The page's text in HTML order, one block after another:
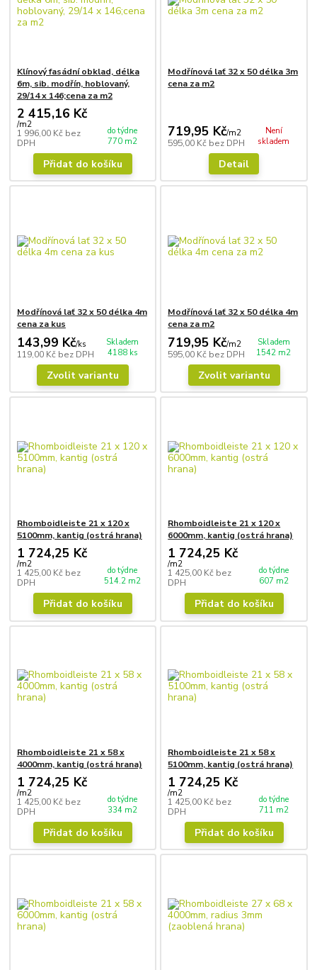
Klínový fasádní obklad, délka
6m, sib. modřín, hoblovaný,
29/14 x 146;cena za m2
2 415,16 Kč
/m2
1 996,00 Kč bez
DPH
do týdne
770 m2
Přidat do košíku
Modřínová lať 32 x 50 délka 3m
cena za m2
719,95 Kč/m2
595,00 Kč bez DPH
Není
skladem
Detail
Modřínová lať 32 x 50 délka 4m
cena za kus
143,99 Kč/ks
119,00 Kč bez DPH
Skladem
4188 ks
Zvolit variantu
Modřínová lať 32 x 50 délka 4m
cena za m2
719,95 Kč/m2
595,00 Kč bez DPH
Skladem
1542 m2
Zvolit variantu
Rhomboidleiste 21 x 120 x
5100mm, kantig (ostrá hrana)
1 724,25 Kč
/m2
1 425,00 Kč bez
DPH
do týdne
514.2 m2
Přidat do košíku
Rhomboidleiste 21 x 120 x
6000mm, kantig (ostrá hrana)
1 724,25 Kč
/m2
1 425,00 Kč bez
DPH
do týdne
607 m2
Přidat do košíku
Rhomboidleiste 21 x 58 x
4000mm, kantig (ostrá hrana)
1 724,25 Kč
/m2
1 425,00 Kč bez
DPH
do týdne
334 m2
Přidat do košíku
Rhomboidleiste 21 x 58 x
5100mm, kantig (ostrá hrana)
1 724,25 Kč
/m2
1 425,00 Kč bez
DPH
do týdne
711 m2
Přidat do košíku